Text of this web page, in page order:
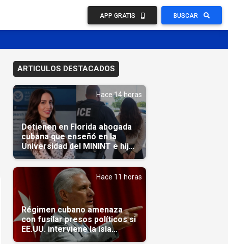
APP GRATIS BUSCAR
ARTICULOS DESTACADOS
Hace 14 horas
Detienen en Florida abogada
cubana que enseñó en la
Universidad del MININT e hija
de diplomático cubano
Hace 11 horas
Régimen cubano amenaza
con fusilar presos políticos si
EE.UU. interviene la isla
(Video)